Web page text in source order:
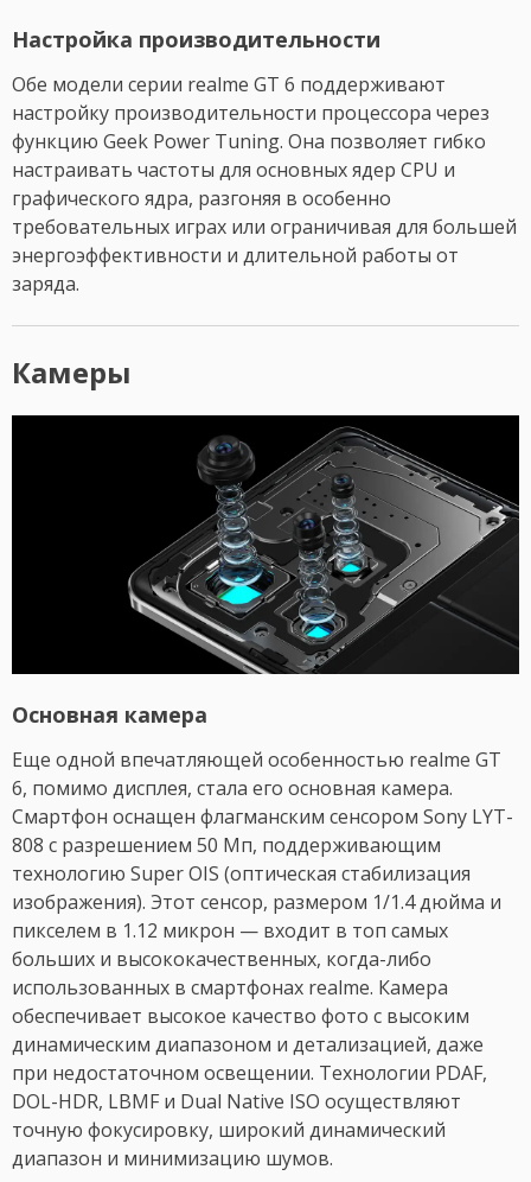
Настройка производительности
Обе модели серии realme GT 6 поддерживают
настройку производительности процессора через
функцию Geek Power Tuning. Она позволяет гибко
настраивать частоты для основных ядер CPU и
графического ядра, разгоняя в особенно
требовательных играх или ограничивая для большей
энергоэффективности и длительной работы от
заряда.
Камеры
Основная камера
Еще одной впечатляющей особенностью realme GT
6, помимо дисплея, стала его основная камера.
Смартфон оснащен флагманским сенсором Sony LYT-
808 с разрешением 50 Мп, поддерживающим
технологию Super OIS (оптическая стабилизация
изображения). Этот сенсор, размером 1/1.4 дюйма и
пикселем в 1.12 микрон — входит в топ самых
больших и высококачественных, когда-либо
использованных в смартфонах realme. Камера
обеспечивает высокое качество фото с высоким
динамическим диапазоном и детализацией, даже
при недостаточном освещении. Технологии PDAF,
DOL-HDR, LBMF и Dual Native ISO осуществляют
точную фокусировку, широкий динамический
диапазон и минимизацию шумов.